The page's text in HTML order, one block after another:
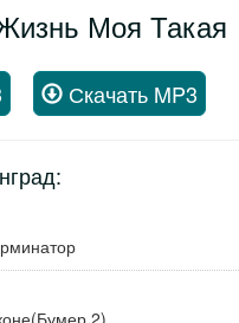
Моя Такая
Скачать MP3
2)